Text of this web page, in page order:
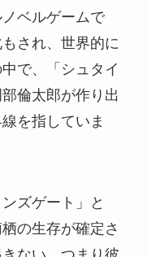
ベルゲームで
され、世界的に
で、「シュタイ
倫太郎が作り出
を指していま
ズゲート」と
の生存が確定さ